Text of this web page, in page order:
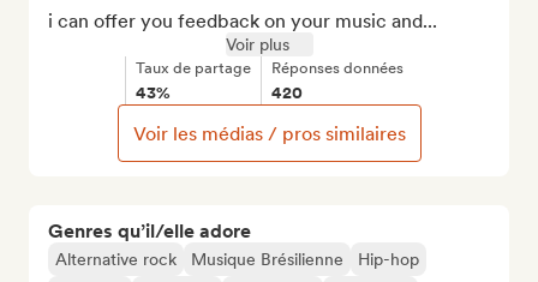
Genres qu’il/elle adore
Alternative rock Musique Brésilienne
Hip-hop
i can offer you feedback on your music and...
Voir plus
Taux de partage
43%
Réponses données
420
Voir les médias / pros similaires